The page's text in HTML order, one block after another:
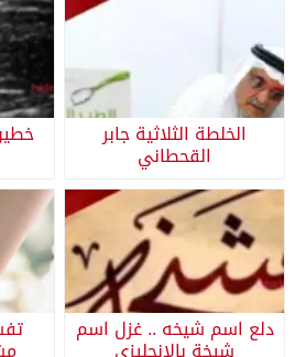
الخلطة الثلاثية جابر
القحطاني
دلع اسم شيخه .. غزل اسم